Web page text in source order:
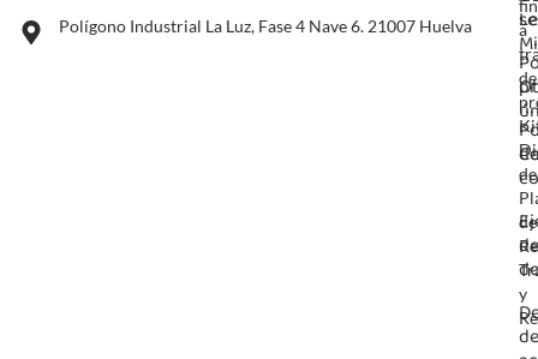
Polígono Industrial La Luz, Fase 4 Nave 6. 21007 Huelva
de
de
a
de
y